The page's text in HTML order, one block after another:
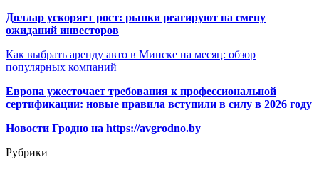
Доллар ускоряет рост: рынки реагируют на смену
ожиданий инвесторов
Как выбрать аренду авто в Минске на месяц: обзор
популярных компаний
Европа ужесточает требования к профессиональной
сертификации: новые правила вступили в силу в 2026 году
Новости Гродно на https://avgrodno.by
Рубрики